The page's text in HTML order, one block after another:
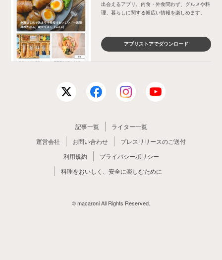
出会えるアプリ。内食・外食問わず、グルメや料
理、暮らしに関する幅広い情報を楽しめます。
アプリストアでダウンロード
記事一覧
ライター一覧
運営会社
お問い合わせ
プレスリリースのご送付
利用規約
プライバシーポリシー
料理をおいしく、安全に楽しむために
© macaroni All Rights Reserved.